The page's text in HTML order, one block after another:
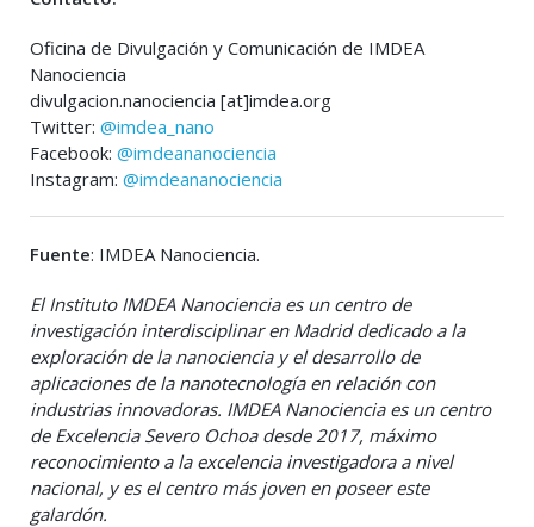
Oficina de Divulgación y Comunicación de IMDEA
Nanociencia
divulgacion.nanociencia [at]imdea.org
Twitter: @imdea_nano
Facebook: @imdeananociencia
Instagram: @imdeananociencia
Fuente: IMDEA Nanociencia.
El Instituto IMDEA Nanociencia es un centro de
investigación interdisciplinar en Madrid dedicado a la
exploración de la nanociencia y el desarrollo de
aplicaciones de la nanotecnología en relación con
industrias innovadoras. IMDEA Nanociencia es un centro
de Excelencia Severo Ochoa desde 2017, máximo
reconocimiento a la excelencia investigadora a nivel
nacional, y es el centro más joven en poseer este
galardón.